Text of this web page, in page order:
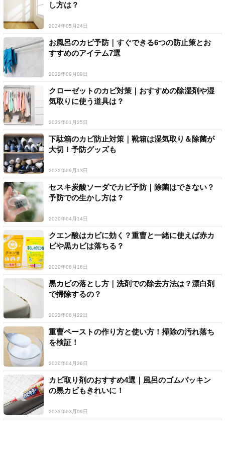
し方は？
2024年05月24日
お風呂のカビ予防｜すぐできる6つの防止策とお
すすめのアイテム7選
2022年09月09日
クローゼットのカビ対策｜おすすめの除湿剤や湿
気取りに使う道具は？
2021年01月25日
下駄箱のカビ防止対策｜靴箱は湿気取り＆除菌が
大切！予防グッズも
2022年09月13日
セスキ炭酸ソーダでカビ予防｜除菌はできない？
予防での生かし方は？
2020年04月14日
クエン酸はカビに効く？重曹と一緒に使えば赤カ
ビや黒カビは落ちる？
2020年06月16日
黒カビの落とし方｜洗剤での除去方法は？漂白剤
で掃除するの？
2023年06月22日
重曹ペーストの作り方と使い方！掃除の汚れ落ち
を検証！
2020年04月26日
カビ取り剤のおすすめ4選｜風呂のゴムパッキン
の黒カビもきれいに！
2023年03月09日